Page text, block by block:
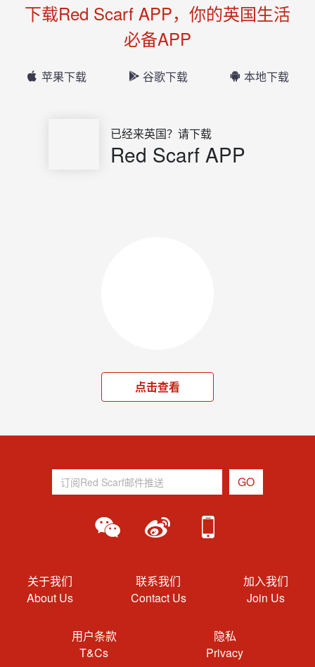
下载Red Scarf APP，你的英国生活
必备APP
苹果下载 谷歌下载 本地下载
已经来英国？请下载
Red Scarf APP
点击查看
关于我们
About Us
联系我们
Contact Us
加入我们
Join Us
用户条款
T&Cs
隐私
Privacy